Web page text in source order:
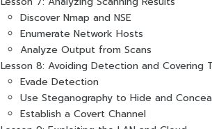
Discover Nmap and NSE
Enumerate Network Hosts
Analyze Output from Scans
Lesson 8: Avoiding Detection and Covering
Evade Detection
Use Steganography to Hide and
Establish a Covert Channel